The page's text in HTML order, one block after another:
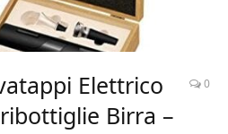
Elettrico
Birra –
0